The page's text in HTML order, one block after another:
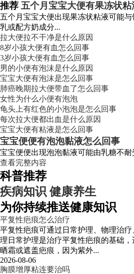
推荐 五个月宝宝大便有果冻状粘
五个月宝宝大便出现果冻状粘液可能
乳或配方奶成分...
拉大便拉不干净是什么原因
8岁小孩大便有血怎么回事
3岁小孩大便有血怎么回事
男的小便有泡沫是什么原因
宝宝大便有泡沫是怎么回事
肺癌晚期拉大便带血了怎么回事
女性为什么小便有泡泡
龟头上有红色的小泡泡是怎么回事
每次拉大便都出血是什么原因
宝宝大便有粘液是怎么回事
宝宝便便有泡泡黏液怎么回事
宝宝便便出现泡泡黏液可能由乳糖不
查看完整内容
科普推荐
疾病知识 健康养生
为你持续推送健康知识
平复性疤痕怎么治疗
平复性疤痕可通过日常护理、物理治
理日常护理是治疗平复性疤痕的基础
晒霜或遮盖疤痕，因为紫外...
2026-08-06
胸膜增厚粘连要治吗